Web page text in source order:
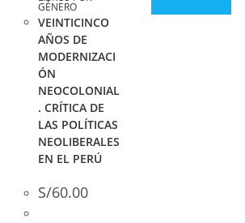
GÉNERO
VEINTICINCO
AÑOS DE
MODERNIZACI
ÓN
NEOCOLONIAL
. CRÍTICA DE
LAS POLÍTICAS
NEOLIBERALES
EN EL PERÚ
S/60.00